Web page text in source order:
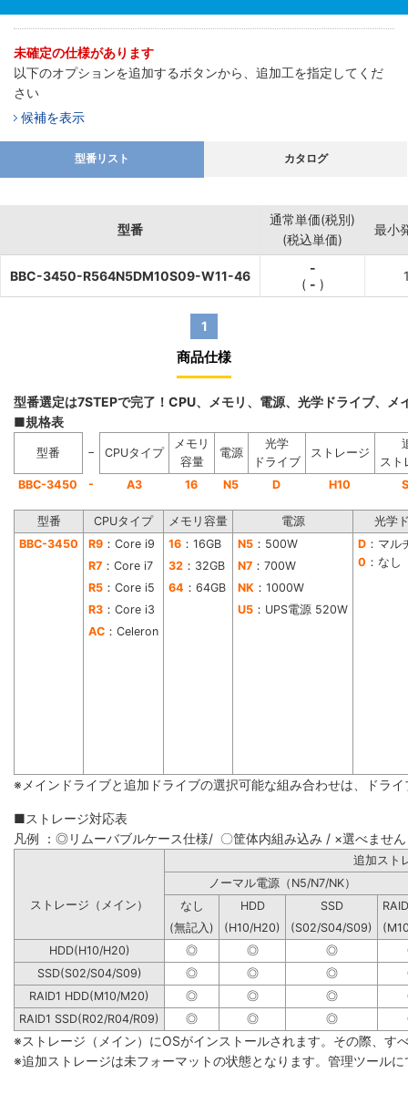
未確定の仕様があります
以下のオプションを追加するボタンから、追加工を指定してくだ
さい
候補を表示
型番リスト カタログ
型番
通常単価(税別)
(税込単価)
最小
BBC-3450-R564N5DM10S09-W11-46
-
( - )
1
商品仕様
型番選定は7STEPで完了！CPU、メモリ、電源、光学ドライブ、
■規格表
型番 − CPUタイプ
メモリ
容量
電源
光学
ドライブ
ストレージ
スト
BBC-3450
- A3 16 N5 D H10
型番 CPUタイプ メモリ容量 電源
光学
BBC-3450
R9 ：Core i9 16 ：16GB N5 ：500W D ：マル
0 ：なし
R7 ：Core i7 32 ：32GB N7 ：700W
R5 ：Core i5 64 ：64GB NK ：1000W
R3 ：Core i3 U5 ：UPS電源 520W
AC ：Celeron
※メインドライブと追加ドライブの選択可能な組み合わせは、ドラ
■ストレージ対応表
凡例 ：◎リムーバブルケース仕様/ 〇筐体内組み込み / ×選べません
追
ノーマル電源（N5/N7/NK）
ストレージ（メイン）
なし HDD SSD
(無記入)
(H10/H20) (S02/S04/S09)
HDD(H10/H20)
◎ ◎ ◎
SSD(S02/S04/S09)
◎ ◎ ◎
RAID1 HDD(M10/M20)
◎ ◎ ◎
RAID1 SSD(R02/R04/R09)
◎ ◎ ◎
※ストレージ（メイン）にOSがインストールされます。その際、す
※追加ストレージは未フォーマットの状態となります。管理ツール